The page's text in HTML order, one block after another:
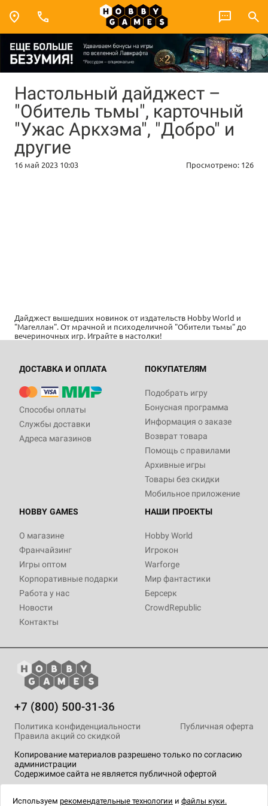
Настольный дайджест –
"Обитель тьмы", карточный
"Ужас Аркхэма", "Добро" и
другие
16 май 2023 10:03 Просмотрено: 126
Дайджест вышедших новинок от издательств Hobby World и
"Магеллан". От мрачной и психоделичной "Обители тьмы" до
вечериночных игр. Играйте в настолки!
ДОСТАВКА И ОПЛАТА
Способы оплаты
Службы доставки
Адреса магазинов
ПОКУПАТЕЛЯМ
Подобрать игру
Бонусная программа
Информация о заказе
Возврат товара
Помощь с правилами
Архивные игры
Товары без скидки
Мобильное приложение
HOBBY GAMES
О магазине
Франчайзинг
Игры оптом
Корпоративные подарки
Работа у нас
Новости
Контакты
НАШИ ПРОЕКТЫ
Hobby World
Игрокон
Warforge
Мир фантастики
Берсерк
CrowdRepublic
+7 (800) 500-31-36
Копирование материалов разрешено только по согласию
администрации
Содержимое сайта не является публичной офертой
Политика конфиденциальности
Публичная оферта
Правила акций со скидкой
технологии.
Используем рекомендательные технологии и файлы куки.